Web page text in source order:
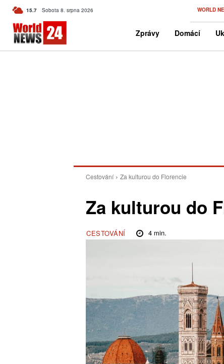
15.7 C Czech
Sobota 8. srpna 2026 WORLD
Zprávy Domácí
Cestování Za kulturou do Florencie
Za kulturou do
CESTOVÁNÍ 4min.